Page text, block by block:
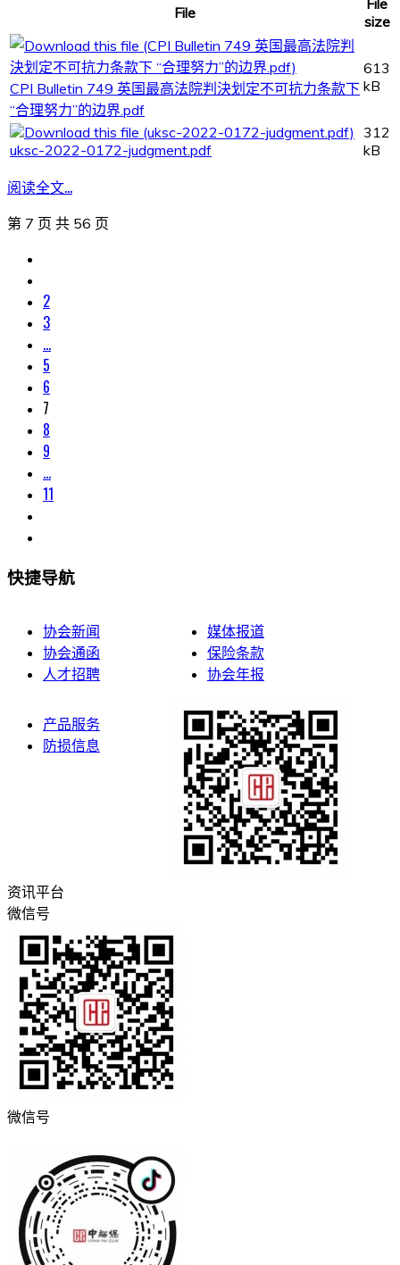
File
File
size
CPI Bulletin 749 英国最高法院判決划定不可抗力条款下
“合理努力”的边界.pdf
613
kB
uksc-2022-0172-judgment.pdf
312
kB
阅读全文...
第 7 页 共 56 页
2
3
...
5
6
7
8
9
...
11
快捷导航
协会新闻
协会通函
人才招聘
媒体报道
保险条款
协会年报
产品服务
防损信息
资讯平台
微信号
微信号